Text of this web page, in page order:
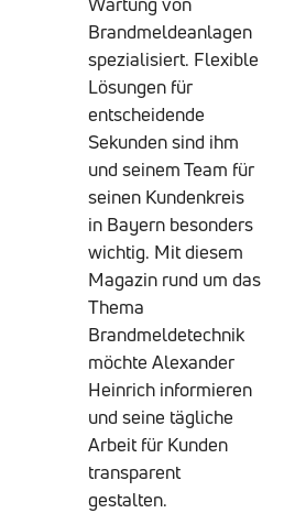
Brandmeldeanlagen
spezialisiert. Flexible
Lösungen für
entscheidende
Sekunden sind ihm
und seinem Team für
seinen Kundenkreis
in Bayern besonders
wichtig. Mit diesem
Magazin rund um das
Thema
Brandmeldetechnik
möchte Alexander
Heinrich informieren
und seine tägliche
Arbeit für Kunden
transparent
gestalten.